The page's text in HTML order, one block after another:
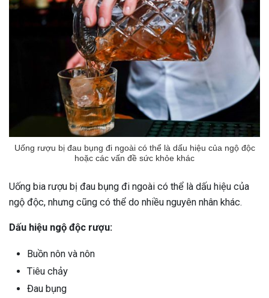
Uống rượu bị đau bụng đi ngoài có thể là dấu hiệu của ngộ độc
hoặc các vấn đề sức khỏe khác
Uống bia rượu bị đau bụng đi ngoài có thể là dấu hiệu của
ngộ độc, nhưng cũng có thể do nhiều nguyên nhân khác.
Dấu hiệu ngộ độc rượu:
Buồn nôn và nôn
Tiêu chảy
Đau bụng